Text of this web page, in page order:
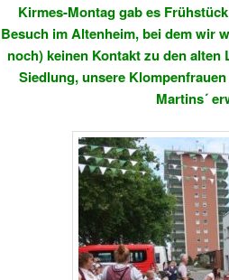
Kirmes-Montag gab es
Besuch im Altenheim, bei dem wir
noch) keinen Kontakt zu den
Siedlung, unsere
Martins´